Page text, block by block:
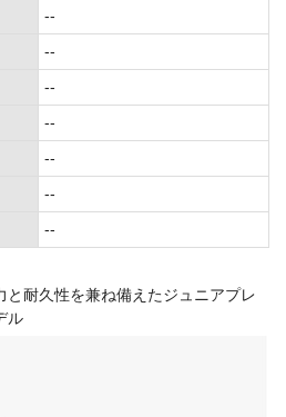
耐久性を兼ね備えたジュニアプレ
ル
--
--
--
--
--
--
--